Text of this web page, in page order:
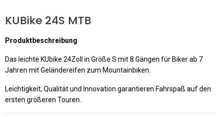
KUBike 24S MTB
Produktbeschreibung
Das leichte KUbike 24Zoll in Größe S mit 8 Gängen für Biker ab 7
Jahren mit Geländereifen zum Mountainbiken.
Leichtigkeit, Qualität und Innovation garantieren Fahrspaß auf den
ersten größeren Touren.